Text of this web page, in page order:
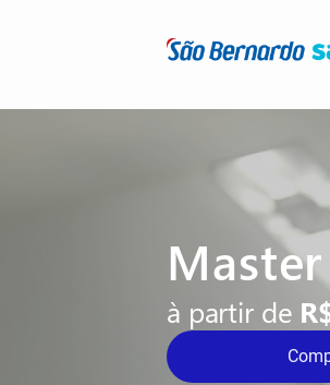
à partir de